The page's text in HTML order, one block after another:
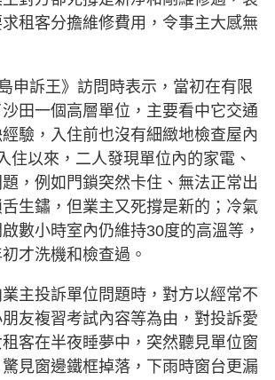
租客分擔維修費用，令事主大感無
申訴王》訪問時表示，當初在有限
田一個高層單位，主要看中它交通
驗，入住前也沒有細緻地檢查屋內
住以來，二人發現單位內的家電、
，例如門鎖突然卡住、無法正常出
生鏽，但業主又死撐是新的；冷氣
數小時室內仍維持30度的高溫等，
才洗機和檢查過。
主投訴單位問題時，對方以經常不
友複習考試內容等為由，對投訴愛
客在半夜睡夢中，突然聽見單位窗
見窗邊鐵框掉落，下雨時窗台更漏